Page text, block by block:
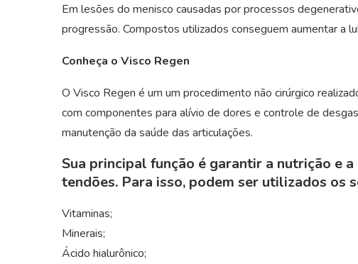
Em lesões do menisco causadas por processos
progressão. Compostos utilizados conseguem aumentar a
Conheça o Visco Regen
O Visco Regen é um um procedimento não cirúrgico
com componentes para alívio de dores e controle de
manutenção da saúde das articulações.
Sua principal função é garantir a nutrição e
tendões. Para isso, podem ser utilizados os
Vitaminas;
Minerais;
Ácido hialurônico;